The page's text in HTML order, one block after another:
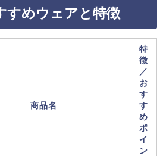
すめウェアと特徴
商品名
特
徴
／
お
す
す
め
ポ
イ
ン